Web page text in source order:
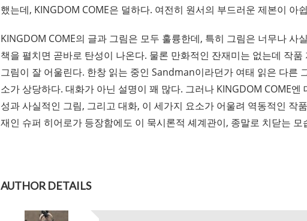
했는데, KINGDOM COME은 덜하다. 여전히 원서의 부드러운 제본이 아
KINGDOM COME의 글과 그림은 모두 훌륭한데, 특히 그림은 너무나 사
책을 펼치면 곧바로 탄성이 나온다. 물론 만화적인 잔재미는 없는데 작
그림이 잘 어울린다. 한창 읽는 중인 Sandman이라던가 여태 읽은 다른
소가 상당하다. 대화가 아닌 설명이 꽤 많다. 그러나 KINGDOM COME엔
성과 사실적인 그림, 그리고 대화, 이 세가지 요소가 어울려 역동적인 작
재인 슈퍼 히어로가 등장함에도 이 묵시론적 셰계관이, 종말로 치닫는
AUTHOR DETAILS